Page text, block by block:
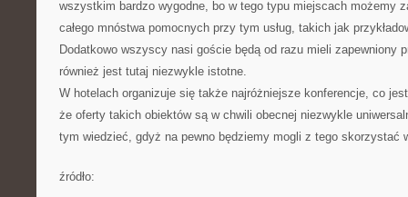
wszystkim bardzo wygodne, bo w tego typu miejscach możemy
całego mnóstwa pomocnych przy tym usług, takich jak
Dodatkowo wszyscy nasi goście będą od razu mieli zapewniony
również jest tutaj niezwykle istotne.
W hotelach organizuje się także najróżniejsze konferencje, co
że oferty takich obiektów są w chwili obecnej niezwykle
tym wiedzieć, gdyż na pewno będziemy mogli z tego skorzystać
źródło: